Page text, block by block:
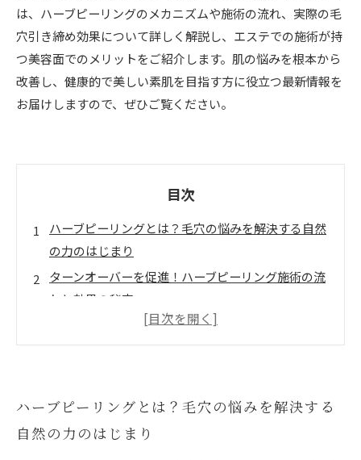
は、ハーブピーリングのメカニズムや施術の流れ、実際の毛
穴引き締め効果について詳しく解説し、エステでの施術が持
つ美容面でのメリットをご紹介します。肌の悩みを根本から
改善し、健康的で美しい素肌を目指す方に役立つ最新情報を
お届けしますので、ぜひご覧ください。
目次
ハーブピーリングとは？毛穴の悩みを解決する自然
の力のはじまり
ターンオーバーを促進！ハーブピーリング施術の流
れと効果の秘密
毛穴引き締めに成功！実際に感じたハーブピーリン
グの変化と体験談
がもたらす長期的なメリット
ハーブピーリングとは？毛穴の悩みを解決する
自然の力のはじまり